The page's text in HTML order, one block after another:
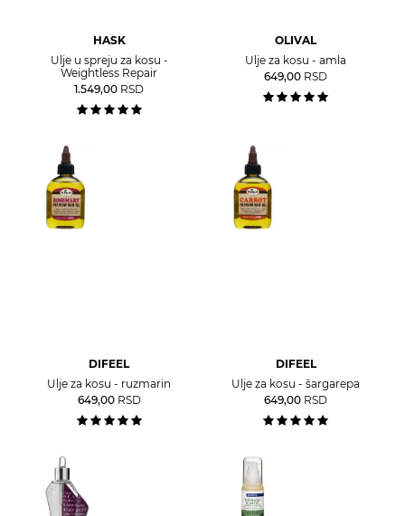
HASK
Ulje u spreju za kosu -
Weightless Repair
1.549,00 RSD
OLIVAL
Ulje za kosu - amla
649,00 RSD
DIFEEL
Ulje za kosu - ruzmarin
649,00 RSD
DIFEEL
Ulje za kosu - šargarepa
649,00 RSD